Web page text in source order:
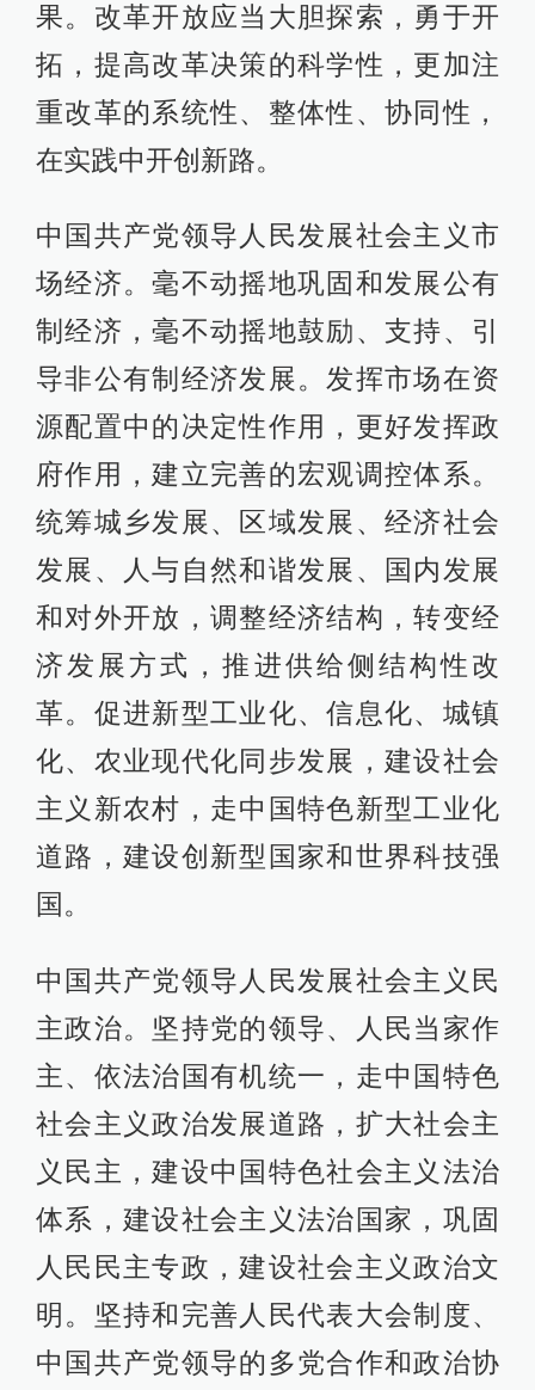
果。改革开放应当大胆探索，勇于开
拓，提高改革决策的科学性，更加注
重改革的系统性、整体性、协同性，
在实践中开创新路。
中国共产党领导人民发展社会主义市
场经济。毫不动摇地巩固和发展公有
制经济，毫不动摇地鼓励、支持、引
导非公有制经济发展。发挥市场在资
源配置中的决定性作用，更好发挥政
府作用，建立完善的宏观调控体系。
统筹城乡发展、区域发展、经济社会
发展、人与自然和谐发展、国内发展
和对外开放，调整经济结构，转变经
济发展方式，推进供给侧结构性改
革。促进新型工业化、信息化、城镇
化、农业现代化同步发展，建设社会
主义新农村，走中国特色新型工业化
道路，建设创新型国家和世界科技强
国。
中国共产党领导人民发展社会主义民
主政治。坚持党的领导、人民当家作
主、依法治国有机统一，走中国特色
社会主义政治发展道路，扩大社会主
义民主，建设中国特色社会主义法治
体系，建设社会主义法治国家，巩固
人民民主专政，建设社会主义政治文
明。坚持和完善人民代表大会制度、
中国共产党领导的多党合作和政治协